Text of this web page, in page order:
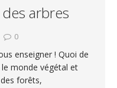
arbres
0
enseigner ! Quoi de
monde végétal et
forêts,